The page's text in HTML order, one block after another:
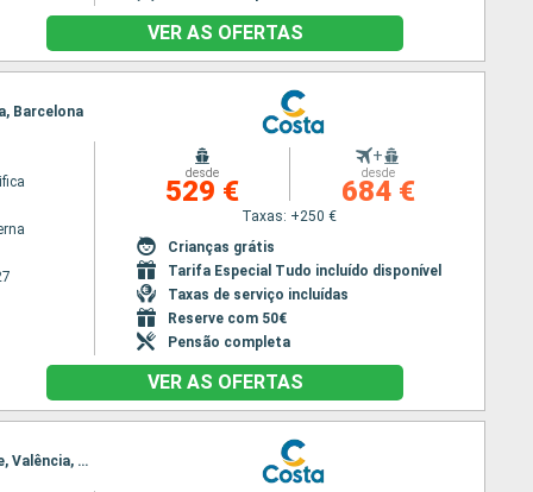
VER AS OFERTAS
Barcelona
desde
529 €
+
desde
684 €
Taxas: +250 €
Crianças grátis
Tarifa Especial Tudo incluído disponível
Taxas de serviço incluídas
Reserve com 50€
Pensão completa
VER AS OFERTAS
Itinerário : Barcelona, Marselha, Savona, Nápoles, Palermo, La Goulette, Tânger, Málaga, Alicante, Valência, Barcelona